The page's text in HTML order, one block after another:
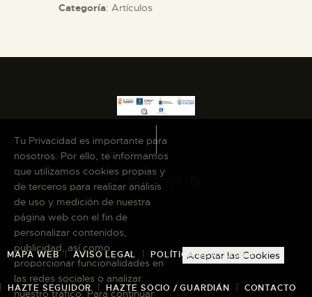
Categoría: Artículos
MAPA WEB AVISO LEGAL POLÍTICA DE COOKIES
HAZTE SEGUIDOR HAZTE SOCIO / GUARDIÁN CONTACTO
Tu Privacidad es importante para
nosotros. Por ello, te informamos
que utilizamos cookies propias y
de terceros para realizar análisis
de uso y medición de nuestra
página web con el fin de
personalizar contenidos,
publicidad, así como
proporcionar funcionalidades en
las redes sociales o analizar
nuestro tráfico. Para continuar
Aceptar las Cookies